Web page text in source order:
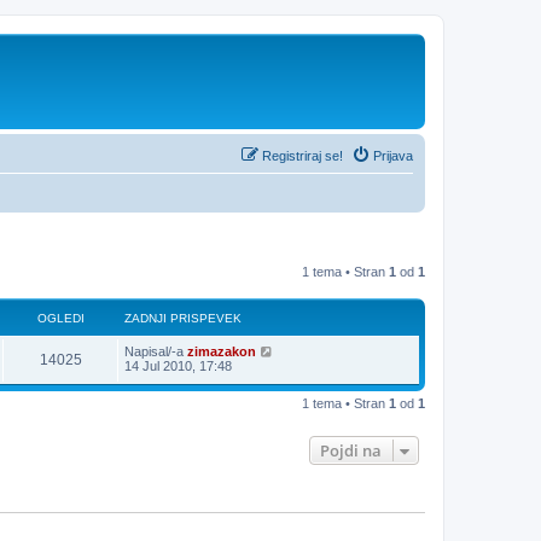
Prijava
Registriraj se!
1 tema • Stran 1 od 1
OGLEDI ZADNJI PRISPEVEK
14025 Napisal/-a zimazakon
14 Jul 2010, 17:48
1 tema • Stran 1 od 1
Pojdi na